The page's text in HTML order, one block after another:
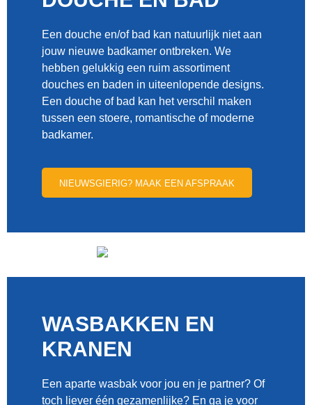
Een douche en/of bad kan natuurlijk niet aan
jouw nieuwe badkamer ontbreken. We
hebben gelukkig een ruim assortiment
douches en baden in uiteenlopende designs.
Een douche of bad kan het verschil maken
tussen een stoere, romantische of moderne
badkamer.
NIEUWSGIERIG? MAAK EEN AFSPRAAK
WASBAKKEN EN
KRANEN
Een aparte wasbak voor jou en je partner? Of
toch liever één gezamenlijke? En ga je voor